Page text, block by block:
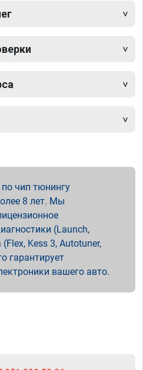
чип тюнингу
8 лет. Мы
(Launch,
Kess 3, Autotuner,
гарантирует
вашего авто.